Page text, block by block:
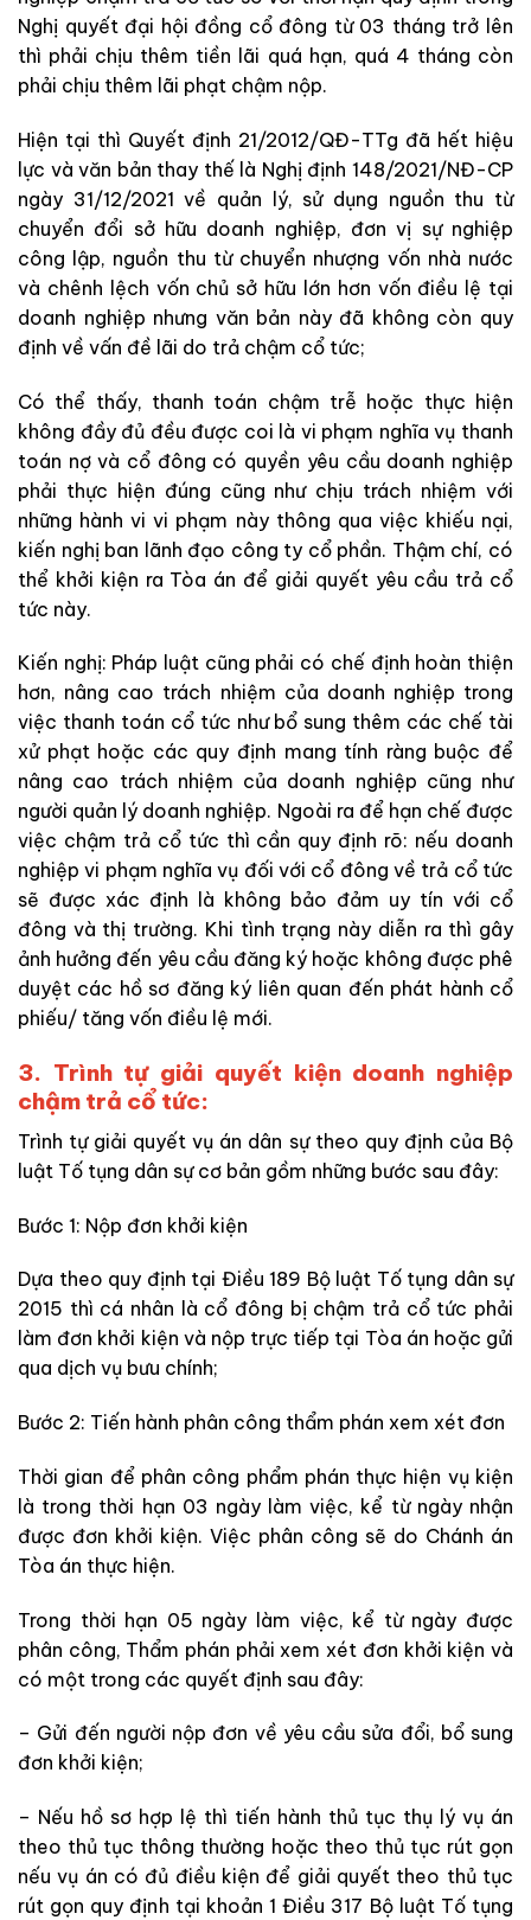
Nghị quyết đại hội đồng cổ đông từ 03 tháng trở lên
thì phải chịu thêm tiền lãi quá hạn, quá 4 tháng còn
phải chịu thêm lãi phạt chậm nộp.
Hiện tại thì Quyết định 21/2012/QĐ-TTg đã hết hiệu
lực và văn bản thay thế là Nghị định 148/2021/NĐ-CP
ngày 31/12/2021 về quản lý, sử dụng nguồn thu từ
chuyển đổi sở hữu doanh nghiệp, đơn vị sự nghiệp
công lập, nguồn thu từ chuyển nhượng vốn nhà nước
và chênh lệch vốn chủ sở hữu lớn hơn vốn điều lệ tại
doanh nghiệp nhưng văn bản này đã không còn quy
định về vấn đề lãi do trả chậm cổ tức;
Có thể thấy, thanh toán chậm trễ hoặc thực hiện
không đầy đủ đều được coi là vi phạm nghĩa vụ thanh
toán nợ và cổ đông có quyền yêu cầu doanh nghiệp
phải thực hiện đúng cũng như chịu trách nhiệm với
những hành vi vi phạm này thông qua việc khiếu nại,
kiến nghị ban lãnh đạo công ty cổ phần. Thậm chí, có
thể khởi kiện ra Tòa án để giải quyết yêu cầu trả cổ
tức này.
Kiến nghị: Pháp luật cũng phải có chế định hoàn thiện
hơn, nâng cao trách nhiệm của doanh nghiệp trong
việc thanh toán cổ tức như bổ sung thêm các chế tài
xử phạt hoặc các quy định mang tính ràng buộc để
nâng cao trách nhiệm của doanh nghiệp cũng như
người quản lý doanh nghiệp. Ngoài ra để hạn chế được
việc chậm trả cổ tức thì cần quy định rõ: nếu doanh
nghiệp vi phạm nghĩa vụ đối với cổ đông về trả cổ tức
sẽ được xác định là không bảo đảm uy tín với cổ
đông và thị trường. Khi tình trạng này diễn ra thì gây
ảnh hưởng đến yêu cầu đăng ký hoặc không được phê
duyệt các hồ sơ đăng ký liên quan đến phát hành cổ
phiếu/ tăng vốn điều lệ mới.
3. Trình tự giải quyết kiện doanh nghiệp
chậm trả cổ tức:
Trình tự giải quyết vụ án dân sự theo quy định của Bộ
luật Tố tụng dân sự cơ bản gồm những bước sau đây:
Bước 1: Nộp đơn khởi kiện
Dựa theo quy định tại Điều 189 Bộ luật Tố tụng dân sự
2015 thì cá nhân là cổ đông bị chậm trả cổ tức phải
làm đơn khởi kiện và nộp trực tiếp tại Tòa án hoặc gửi
qua dịch vụ bưu chính;
Bước 2: Tiến hành phân công thẩm phán xem xét đơn
Thời gian để phân công phẩm phán thực hiện vụ kiện
là trong thời hạn 03 ngày làm việc, kể từ ngày nhận
được đơn khởi kiện. Việc phân công sẽ do Chánh án
Tòa án thực hiện.
Trong thời hạn 05 ngày làm việc, kể từ ngày được
phân công, Thẩm phán phải xem xét đơn khởi kiện và
có một trong các quyết định sau đây:
– Gửi đến người nộp đơn về yêu cầu sửa đổi, bổ sung
đơn khởi kiện;
– Nếu hồ sơ hợp lệ thì tiến hành thủ tục thụ lý vụ án
theo thủ tục thông thường hoặc theo thủ tục rút gọn
nếu vụ án có đủ điều kiện để giải quyết theo thủ tục
rút gọn quy định tại khoản 1 Điều 317 Bộ luật Tố tụng